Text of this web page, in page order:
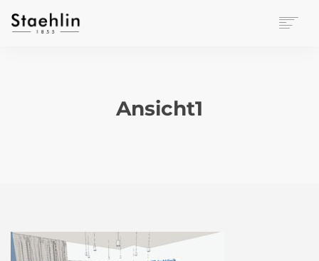
Ansicht1